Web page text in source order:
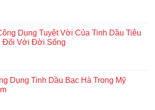
Dụng Tuyệt Vời Của Tinh Dầu Tiêu
Đối Với Đời Sống
Dụng Tinh Dầu Bạc Hà Trong Mỹ